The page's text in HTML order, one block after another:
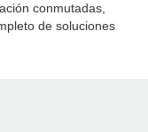
conmutadas,
de soluciones